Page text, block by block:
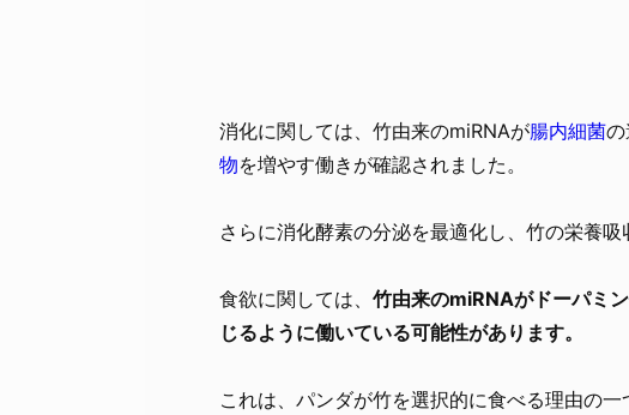
消化に関しては、竹由来のmiRNAが腸内細菌
物を増やす働きが確認されました。
さらに消化酵素の分泌を最適化し、竹の栄養吸
食欲に関しては、 竹由来のmiRNAがドーパミ
じるように働いている可能性があります。
これは、パンダが竹を選択的に食べる理由の一